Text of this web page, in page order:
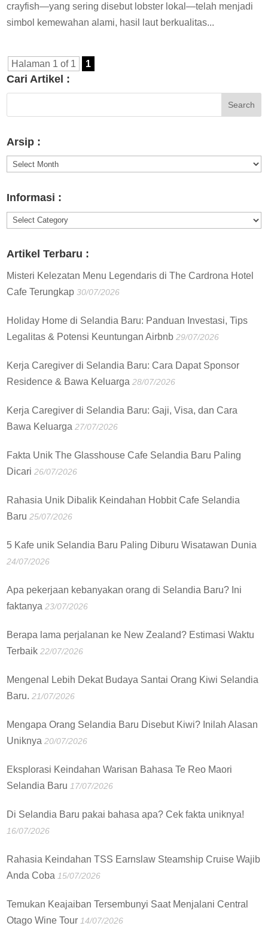
crayfish—yang sering disebut lobster lokal—telah menjadi
simbol kemewahan alami, hasil laut berkualitas...
Halaman 1 of 1 1
Cari Artikel :
Arsip :
Arsip
Informasi :
Informasi
Artikel Terbaru :
Misteri Kelezatan Menu Legendaris di The Cardrona Hotel
Cafe Terungkap 30/07/2026
Holiday Home di Selandia Baru: Panduan Investasi, Tips
Legalitas & Potensi Keuntungan Airbnb 29/07/2026
Kerja Caregiver di Selandia Baru: Cara Dapat Sponsor
Residence & Bawa Keluarga 28/07/2026
Kerja Caregiver di Selandia Baru: Gaji, Visa, dan Cara
Bawa Keluarga 27/07/2026
Fakta Unik The Glasshouse Cafe Selandia Baru Paling
Dicari 26/07/2026
Rahasia Unik Dibalik Keindahan Hobbit Cafe Selandia
Baru 25/07/2026
5 Kafe unik Selandia Baru Paling Diburu Wisatawan Dunia
24/07/2026
Apa pekerjaan kebanyakan orang di Selandia Baru? Ini
faktanya 23/07/2026
Berapa lama perjalanan ke New Zealand? Estimasi Waktu
Terbaik 22/07/2026
Mengenal Lebih Dekat Budaya Santai Orang Kiwi Selandia
Baru. 21/07/2026
Mengapa Orang Selandia Baru Disebut Kiwi? Inilah Alasan
Uniknya 20/07/2026
Eksplorasi Keindahan Warisan Bahasa Te Reo Maori
Selandia Baru 17/07/2026
Di Selandia Baru pakai bahasa apa? Cek fakta uniknya!
16/07/2026
Rahasia Keindahan TSS Earnslaw Steamship Cruise Wajib
Anda Coba 15/07/2026
Temukan Keajaiban Tersembunyi Saat Menjalani Central
Otago Wine Tour 14/07/2026